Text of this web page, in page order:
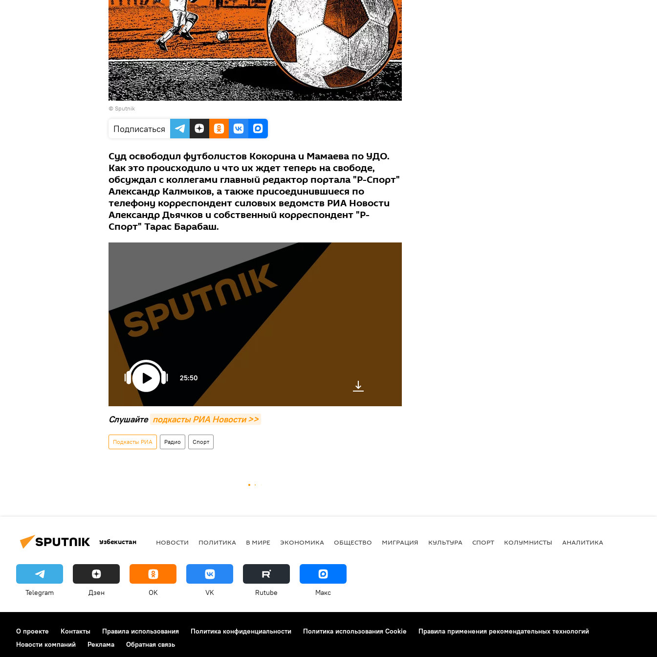
© Sputnik
Подписаться
Суд освободил футболистов Кокорина и Мамаева по УДО.
Как это происходило и что их ждет теперь на свободе,
обсуждал с коллегами главный редактор портала "Р-Спорт"
Александр Калмыков, а также присоединившиеся по
телефону корреспондент силовых ведомств РИА Новости
Александр Дьячков и собственный корреспондент "Р-
Спорт" Тарас Барабаш.
25:50
Слушайте подкасты РИА Новости >>
Подкасты РИА Радио Спорт
Узбекистан НОВОСТИ ПОЛИТИКА В МИРЕ ЭКОНОМИКА ОБЩЕСТВО МИГРАЦИЯ КУЛЬТУРА СПОРТ КОЛУМНИСТЫ АНАЛИТИКА
Telegram Дзен OK VK Rutube Макс
О проекте Контакты Правила использования Политика конфиденциальности Политика использования Cookie
Правила применения рекомендательных технологий
Новости компаний
Реклама Обратная связь